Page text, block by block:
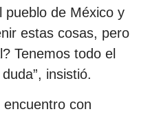
pueblo de México y
estas cosas, pero
Tenemos todo el
insistió.
con